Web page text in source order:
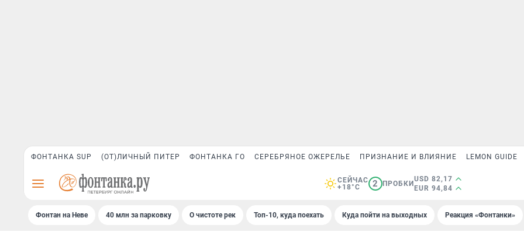
ФОНТАНКА SUP (ОТ)ЛИЧНЫЙ ПИТЕР ФОНТАНКА ГО СЕРЕБРЯНОЕ ОЖЕРЕЛЬЕ ПРИЗНАНИЕ И ВЛИЯНИЕ LEMON GUIDE
СЕЙЧАС
+18°C
2 ПРОБКИ
USD 82,17
EUR 94,84
Фонтан на Неве 40 млн за парковку О чистоте рек Топ-10, куда поехать Куда пойти на выходных Реакция «Фонтанки»